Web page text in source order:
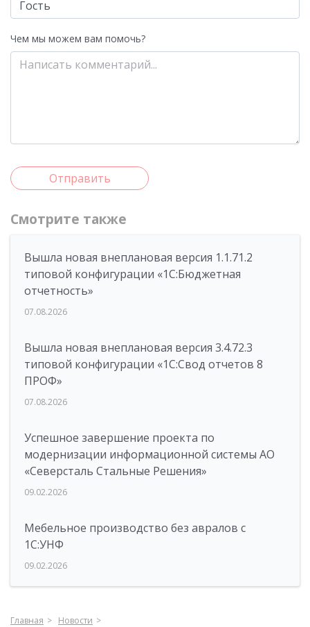
Чем мы можем вам помочь?
Отправить
Смотрите также
Вышла новая внеплановая версия 1.1.71.2
типовой конфигурации «1C:Бюджетная
отчетность»
07.08.2026
Вышла новая внеплановая версия 3.4.72.3
типовой конфигурации «1C:Свод отчетов 8
ПРОФ»
07.08.2026
Успешное завершение проекта по
модернизации информационной системы АО
«Северсталь Стальные Решения»
09.02.2026
Мебельное производство без авралов с
1С:УНФ
09.02.2026
Главная
Новости